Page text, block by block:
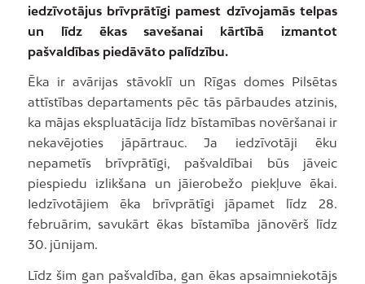
iedzīvotājus brīvprātīgi pamest dzīvojamās telpas
un līdz ēkas savešanai kārtībā izmantot
pašvaldības piedāvāto palīdzību.
Ēka ir avārijas stāvoklī un Rīgas domes Pilsētas
attīstības departaments pēc tās pārbaudes atzinis,
ka mājas ekspluatācija līdz bīstamības novēršanai ir
nekavējoties jāpārtrauc. Ja iedzīvotāji ēku
nepametīs brīvprātīgi, pašvaldībai būs jāveic
piespiedu izlikšana un jāierobežo piekļuve ēkai.
Iedzīvotājiem ēka brīvprātīgi jāpamet līdz 28.
februārim, savukārt ēkas bīstamība jānovērš līdz
30. jūnijam.
Līdz šim gan pašvaldība, gan ēkas apsaimniekotājs